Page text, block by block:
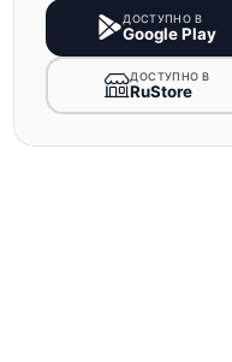
ДОСТУПНО В
Google Play
ДОСТУПНО В
RuStore